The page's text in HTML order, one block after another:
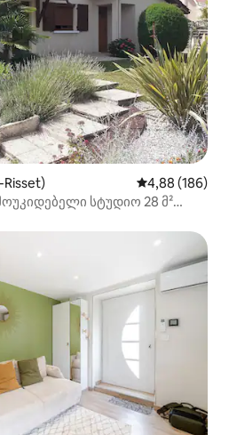
საშუალო
4,88 (186)
სტუდიო 28 მ²
ვარიანტი